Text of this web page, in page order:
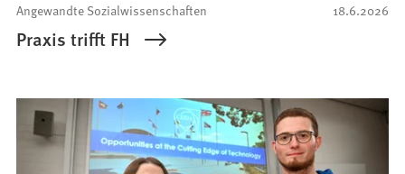
18.6.2026
Angewandte Sozialwissenschaften
Praxis trifft FH